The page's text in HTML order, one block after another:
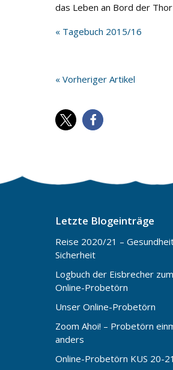
das Leben an Bord der
« Tagebuch 2015/16
« Vorheriger Artikel
Letzte Blogeinträge
Reise 2020/21 –
Sicherheit
Logbuch der Eisbrecher zum
Online-Probetörn
Unser Online-Probetörn
Zoom Ahoi! – Probetörn
anders
Online-Probetörn KUS 20-21